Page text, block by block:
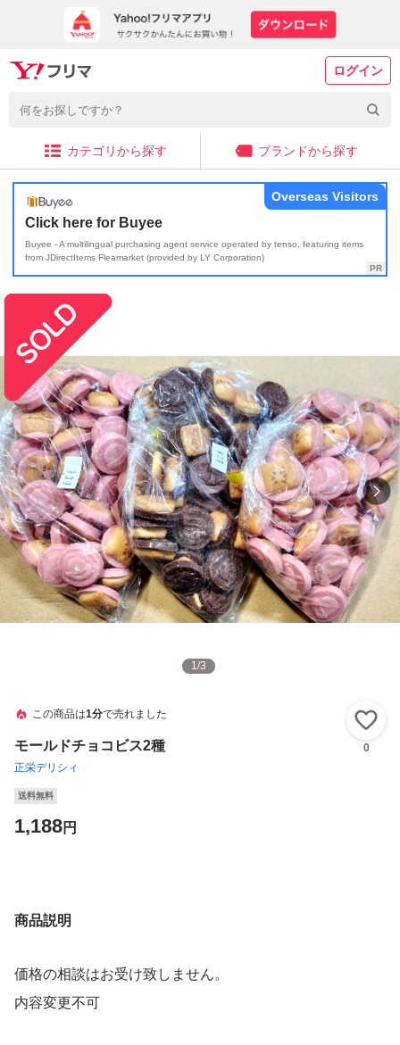
ログイン
カテゴリから探す ブランドから探す
Click here for Buyee
Buyee - A multilingual purchasing agent service operated by tenso, featuring items
from JDirectItems Fleamarket (provided by LY Corporation)
Overseas Visitors
1/3
この商品は1分で売れました
モールドチョコビス2種
正栄デリシィ
0
送料無料
1,188円
商品説明
価格の相談はお受け致しません。
内容変更不可